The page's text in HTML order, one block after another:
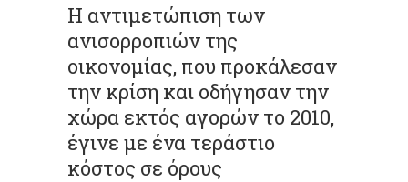
Η αντιμετώπιση των
ανισορροπιών της
οικονομίας, που προκάλεσαν
την κρίση και οδήγησαν την
χώρα εκτός αγορών το 2010,
έγινε με ένα τεράστιο
κόστος σε όρους